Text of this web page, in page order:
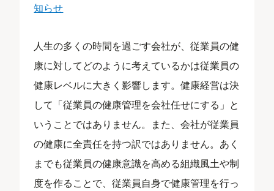
知らせ
人生の多くの時間を過ごす会社が、従業員の健
康に対してどのように考えているかは従業員の
健康レベルに大きく影響します。健康経営は決
して「従業員の健康管理を会社任せにする」と
いうことではありません。また、会社が従業員
の健康に全責任を持つ訳ではありません。あく
までも従業員の健康意識を高める組織風土や制
度を作ることで、従業員自身で健康管理を行っ